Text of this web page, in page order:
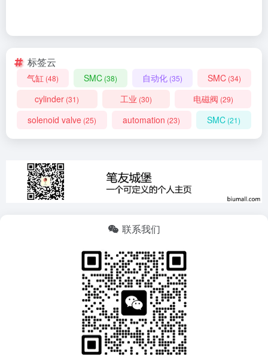
标签云
气缸 (48) SMC (38) 自动化 (35) SMC (34)
cylinder (31) 工业 (30) 电磁阀 (29)
solenoid valve (25) automation (23) SMC(21)
联系我们